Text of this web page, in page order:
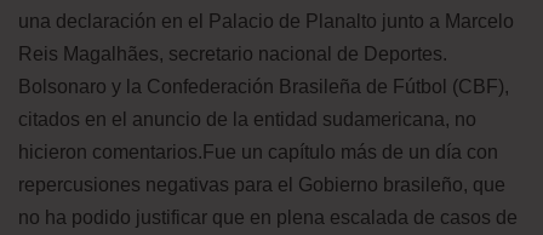
una declaración en el Palacio de Planalto junto a Marcelo
Reis Magalhães, secretario nacional de Deportes.
Bolsonaro y la Confederación Brasileña de Fútbol (CBF),
citados en el anuncio de la entidad sudamericana, no
hicieron comentarios.Fue un capítulo más de un día con
repercusiones negativas para el Gobierno brasileño, que
no ha podido justificar que en plena escalada de casos de